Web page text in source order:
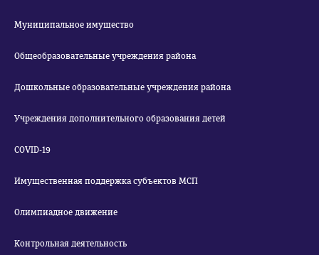
Муниципальное имущество
Общеобразовательные учреждения района
Дошкольные образовательные учреждения района
Учреждения дополнительного образования детей
COVID-19
Имущественная поддержка субъектов МСП
Олимпиадное движение
Контрольная деятельность